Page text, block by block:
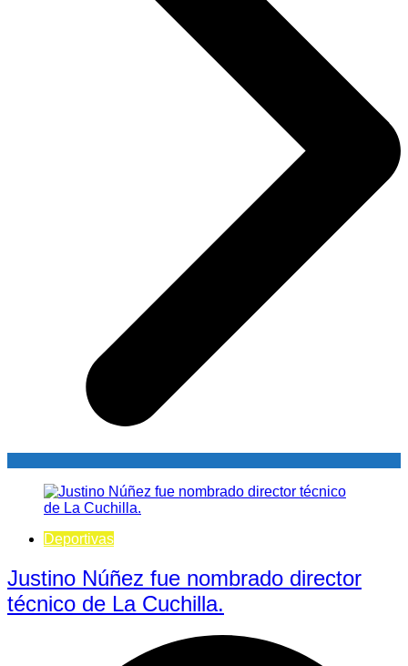
Deportivas
Justino Núñez fue nombrado director
técnico de La Cuchilla.